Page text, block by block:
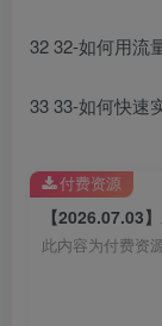
32 32-如何用流
33 33-如何快速
此内容为付费资
付费资源